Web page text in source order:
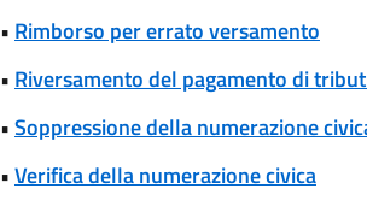
• Rimborso per errato versamento
• Riversamento del pagamento di
•Soppressione della numerazione
•Verifica della numerazione civica